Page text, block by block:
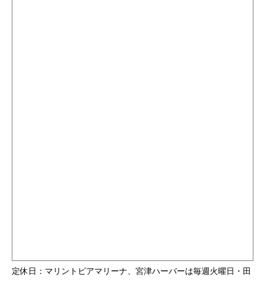
定休日：マリントピアマリーナ、宮津ハーバーは毎週火曜日・田